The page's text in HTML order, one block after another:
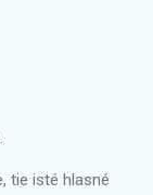
tie isté hlasné